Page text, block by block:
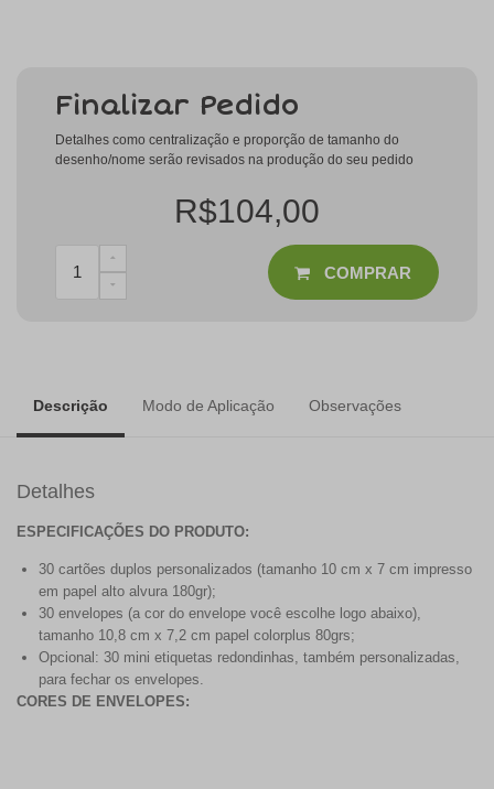
Finalizar Pedido
Detalhes como centralização e proporção de tamanho do
desenho/nome serão revisados na produção do seu pedido
R$104,00
COMPRAR
Descrição Modo de Aplicação Observações
Detalhes
ESPECIFICAÇÕES DO PRODUTO:
30 cartões duplos personalizados (tamanho 10 cm x 7 cm impresso
em papel alto alvura 180gr);
30 envelopes (a cor do envelope você escolhe logo abaixo),
tamanho 10,8 cm x 7,2 cm papel colorplus 80grs;
Opcional: 30 mini etiquetas redondinhas, também personalizadas,
para fechar os envelopes.
CORES DE ENVELOPES: